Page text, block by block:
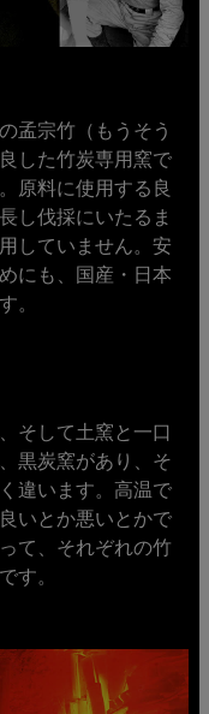
孟宗竹（もうそう
した竹炭専用窯で
原料に使用する良
し伐採にいたるま
していません。安
にも、国産・日本
。
そして土窯と一口
黒炭窯があり、そ
違います。高温で
いとか悪いとかで
て、それぞれの竹
す。